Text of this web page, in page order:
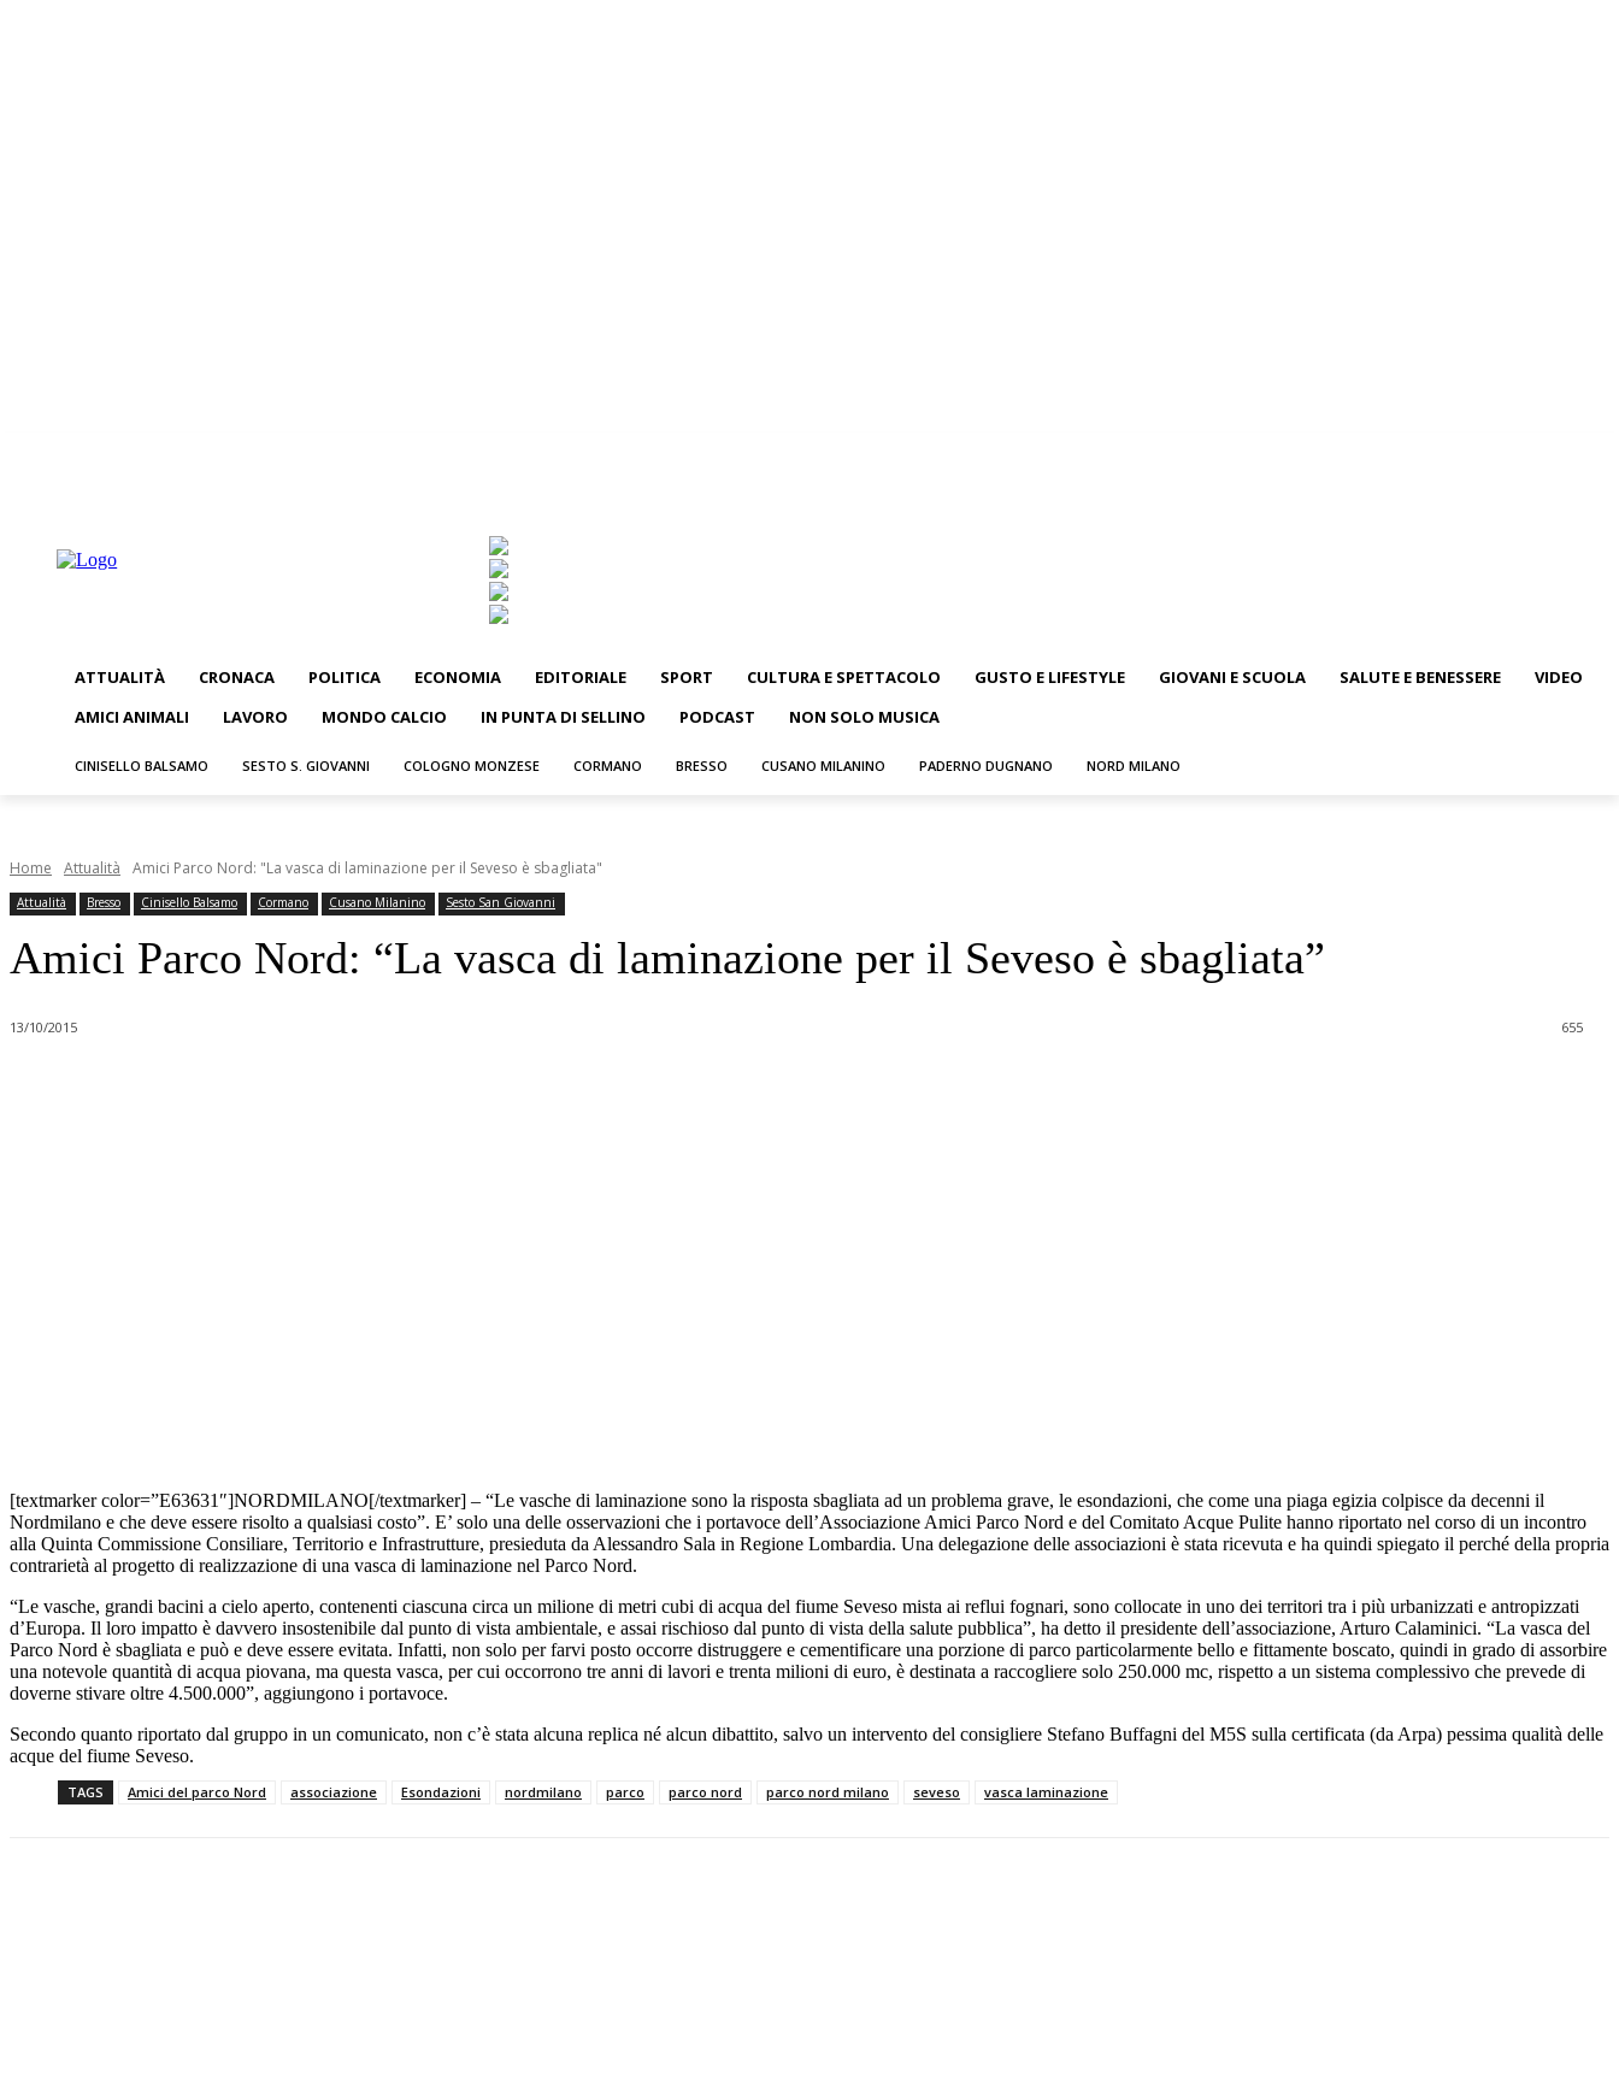
ATTUALITÀ CRONACA POLITICA ECONOMIA EDITORIALE SPORT CULTURA E SPETTACOLO GUSTO E LIFESTYLE GIOVANI E SCUOLA SALUTE E BENESSERE
VIDEO
AMICI ANIMALI
LAVORO MONDO CALCIO IN PUNTA DI SELLINO PODCAST NON SOLO MUSICA
CINISELLO BALSAMO SESTO S. GIOVANNI COLOGNO MONZESE CORMANO BRESSO CUSANO MILANINO PADERNO DUGNANO NORD MILANO
Home Attualità Amici Parco Nord: "La vasca di laminazione per il Seveso è sbagliata"
Attualità Bresso Cinisello Balsamo Cormano Cusano Milanino Sesto San Giovanni
Amici Parco Nord: “La vasca di laminazione per il Seveso è sbagliata”
13/10/2015 655
[textmarker color=”E63631″]NORDMILANO[/textmarker] – “Le vasche di laminazione sono la risposta sbagliata ad un problema grave, le esondazioni, che come una piaga egizia colpisce da decenni il
Nordmilano e che deve essere risolto a qualsiasi costo”. E’ solo una delle osservazioni che i portavoce dell’Associazione Amici Parco Nord e del Comitato Acque Pulite hanno riportato nel corso di un incontro
alla Quinta Commissione Consiliare, Territorio e Infrastrutture, presieduta da Alessandro Sala in Regione Lombardia. Una delegazione delle associazioni è stata ricevuta e ha quindi spiegato il perché della propria
contrarietà al progetto di realizzazione di una vasca di laminazione nel Parco Nord.
“Le vasche, grandi bacini a cielo aperto, contenenti ciascuna circa un milione di metri cubi di acqua del fiume Seveso mista ai reflui fognari, sono collocate in uno dei territori tra i più urbanizzati e antropizzati
d’Europa. Il loro impatto è davvero insostenibile dal punto di vista ambientale, e assai rischioso dal punto di vista della salute pubblica”, ha detto il presidente dell’associazione, Arturo Calaminici. “La vasca del
Parco Nord è sbagliata e può e deve essere evitata. Infatti, non solo per farvi posto occorre distruggere e cementificare una porzione di parco particolarmente bello e fittamente boscato, quindi in grado di assorbire
una notevole quantità di acqua piovana, ma questa vasca, per cui occorrono tre anni di lavori e trenta milioni di euro, è destinata a raccogliere solo 250.000 mc, rispetto a un sistema complessivo che prevede di
doverne stivare oltre 4.500.000”, aggiungono i portavoce.
Secondo quanto riportato dal gruppo in un comunicato, non c’è stata alcuna replica né alcun dibattito, salvo un intervento del consigliere Stefano Buffagni del M5S sulla certificata (da Arpa) pessima qualità delle
acque del fiume Seveso.
TAGS Amici del parco Nord associazione Esondazioni nordmilano parco parco nord parco nord milano seveso vasca laminazione